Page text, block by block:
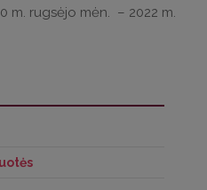
m. rugsėjo mėn. – 2022 m.